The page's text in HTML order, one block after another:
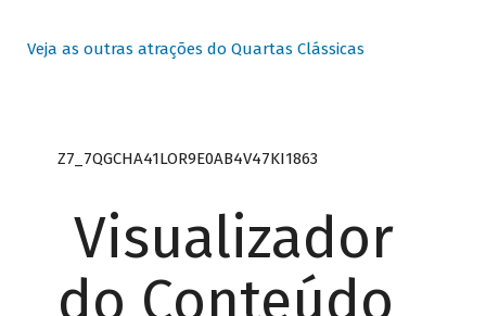
Veja as outras atrações do Quartas Clássicas
Z7_7QGCHA41LOR9E0AB4V47KI1863
Visualizador
do Conteúdo